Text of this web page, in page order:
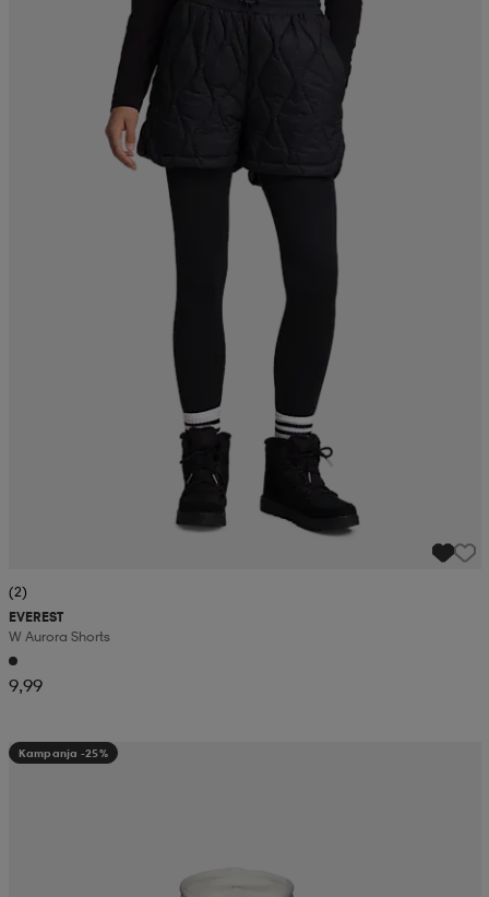
(2)
EVEREST
W Aurora Shorts
9,99
Kampanja -25%